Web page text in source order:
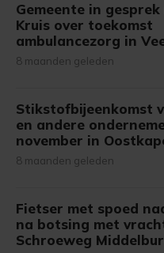
Gemeente in
Kruis over toekomst
ambulancezorg in
8 maanden geleden
Stikstofbijeenkomst
en andere
november in
8 maanden geleden
Fietser met spoed
na botsing met
Schroeweg